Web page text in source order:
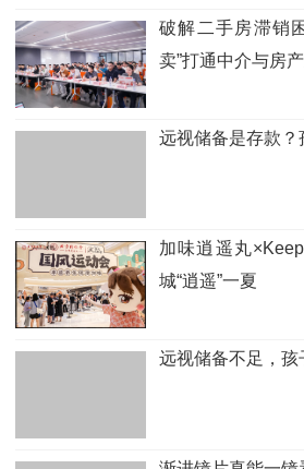
破解二手房滞销
卖”打通中介与房
远视储备是存款？
加味逍遥丸
城“逍遥”一夏
远视储备不足，孩